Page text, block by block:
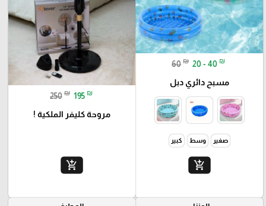
60 ₪ 20 - 40 ₪
مسبح دائري دبل
صغير وسط كبير
add_shopping_cart
250 ₪ 195 ₪
مروحة كليفر الملكية !
add_shopping_cart